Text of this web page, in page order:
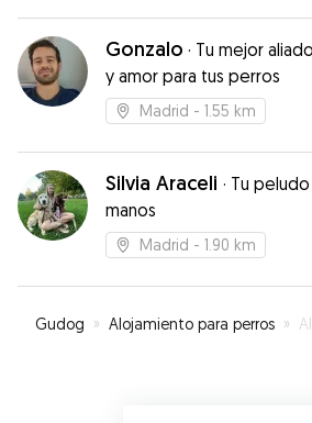
de Max.”
Gonzalo · Tu mejor
y amor para tus perros
Madrid - 1.55 km
Silvia Araceli · Tu
manos
Madrid - 1.90 km
Gudog » Alojamiento para perros »